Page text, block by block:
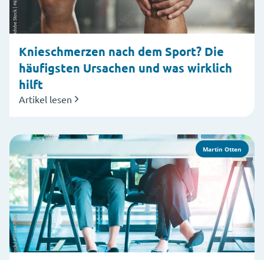
Knieschmerzen nach dem Sport? Die
häufigsten Ursachen und was wirklich
hilft
Artikel lesen
Martin Otten